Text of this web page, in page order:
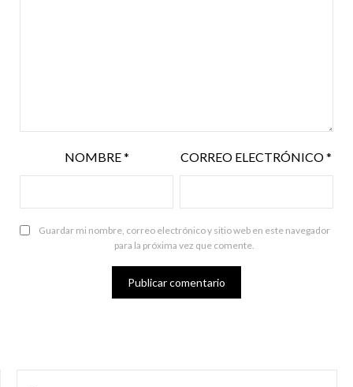
NOMBRE* CORREO ELECTRÓNICO*
Guardar mi nombre, correo electrónico y sitio web en este navegador
para la próxima vez que comente.